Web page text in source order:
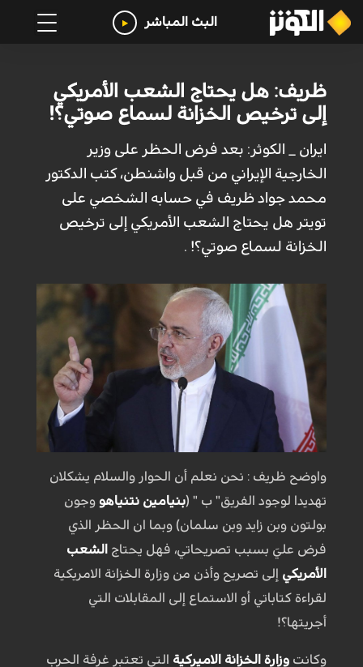
البث المباشر
ظريف: هل يحتاج الشعب الأمريكي
إلى ترخيص الخزانة لسماع صوتي؟!
ايران _ الكوثر: بعد فرض الحظر على وزير
الخارجية الإيراني من قبل واشنطن، كتب الدكتور
محمد جواد ظريف في حسابه الشخصي على
تويتر هل يحتاج الشعب الأمريكي إلى ترخيص
الخزانة لسماع صوتي؟! .
واوضح ظريف : نحن نعلم أن الحوار والسلام يشكلان
تهديدا لوجود الفريق" ب " (بنيامين نتنياهو وجون
بولتون وبن زايد وبن سلمان) وبما ان الحظر الذي
فرض عليَ بسبب تصريحاتي، فهل يحتاج الشعب
الأمريكي إلى تصريح وأذن من وزارة الخزانة الامريكية
لقراءة كتاباتي أو الاستماع إلى المقابلات التي
أجريتها؟!
وكانت وزارة الخزانة الاميركية التي تعتبر غرفة الحرب